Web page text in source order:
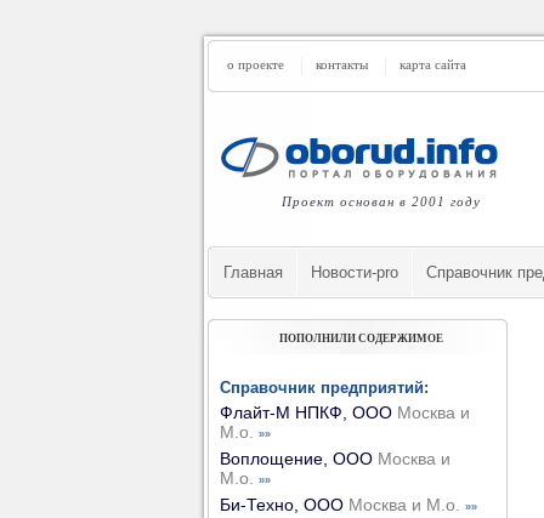
о проекте контакты карта сайта
Проект основан в 2001 году
Главная Новости-pro Cправочник
ПОПОЛНИЛИ СОДЕРЖИМОЕ
Справочник предприятий:
Флайт-М НПКФ, ООО Москва и
М.о.
»»
Воплощение, ООО Москва и
М.о.
»»
Би-Техно, ООО Москва и М.о. »»